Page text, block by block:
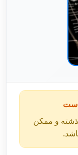
گذشته و ممکن